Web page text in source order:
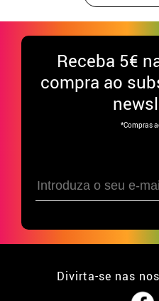
Receba 5€
compra ao
*Compras
Divirta-se nas